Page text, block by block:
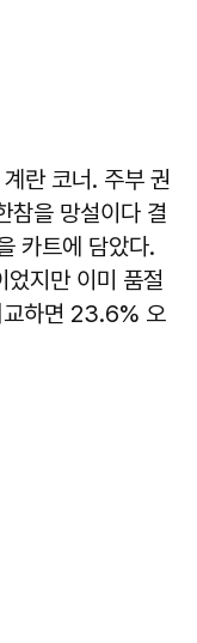
란 코너. 주부 권
참을 망설이다 결
카트에 담았다.
지만 이미 품절
하면 23.6% 오